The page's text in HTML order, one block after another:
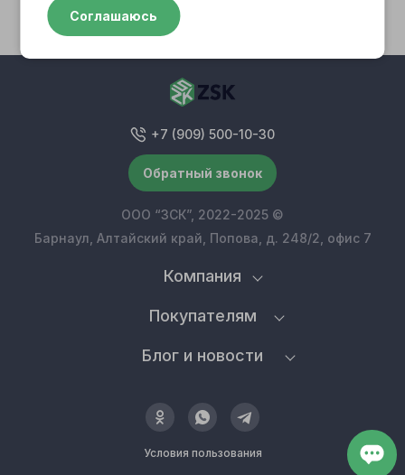
Условия пользования
Компания
Покупателям
Блог и новости
+7 (909) 500-10-30
Обратный звонок
ООО “ЗСК”, 2022-2025 ©
Барнаул, Алтайский край, Попова, д. 248/2, офис 7
Соглашаюсь